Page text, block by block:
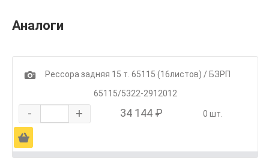
Аналоги
1
Рессора задняя 15 т. 65115 (16листов) / БЗРП
65115/5322-2912012
- + 34 144 ₽ 0 шт.
Ä